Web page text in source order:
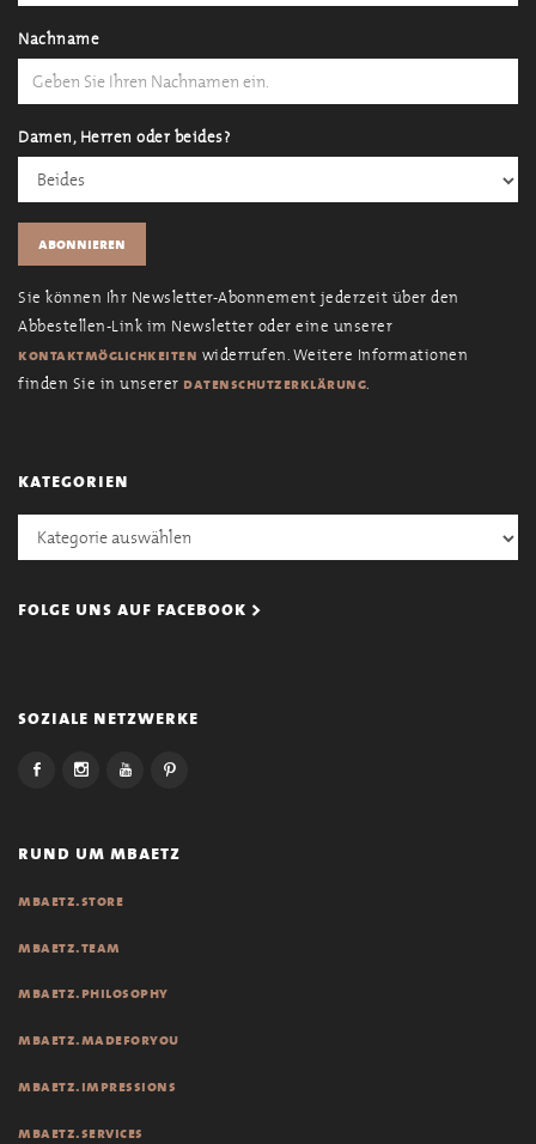
Nachname
Damen, Herren oder beides?
Sie können Ihr Newsletter-Abonnement jederzeit über den
Abbestellen-Link im Newsletter oder eine unserer
kontaktmöglichkeiten widerrufen. Weitere Informationen
finden Sie in unserer datenschutzerklärung.
kategorien
Kategorien
folge uns auf facebook >
soziale netzwerke
rund um mbaetz
mbaetz.store
mbaetz.team
mbaetz.philosophy
mbaetz.madeforyou
mbaetz.impressions
mbaetz.services